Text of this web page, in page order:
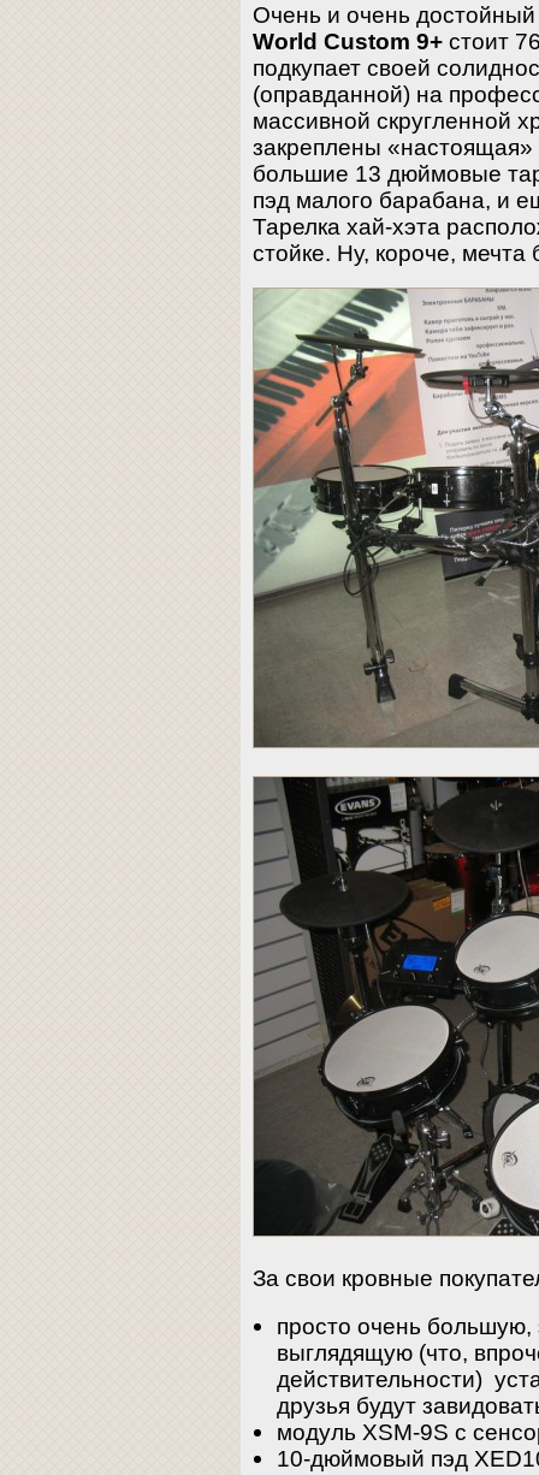
Очень и очень
World Custom 9+ стоит
подкупает своей
(оправданной) на
массивной скругленной
закреплены
большие 13 дюймовые
пэд малого барабана, и
Тарелка хай-хэта
стойке. Ну, короче,
За свои кровные
просто очень
выглядящую (что,
действительности)
друзья будут
модуль XSM-9S с
10-дюймовый пэд